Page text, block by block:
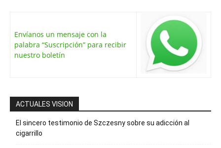
Envíanos un mensaje con la
palabra “Suscripción” para recibir
nuestro boletín
ACTUALES VISION
El sincero testimonio de Szczesny sobre su adicción al
cigarrillo